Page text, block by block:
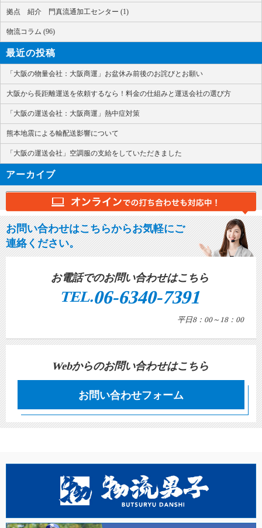
拠点 紹介 門真流通加工センター (1)
物流コラム (96)
最近の投稿
「大阪の物量会社：大阪商運」お盆休み前後のお詫びとお願い
大阪から長距離運送を依頼するなら！料金の仕組みと運送会社の選び方
「大阪の運送会社：大阪商運」熱中症対策
熊本地震による輸配送影響について
「大阪の運送会社」空調服の支給をしていただきました
アーカイブ
お問い合わせはこちらからお気軽にご
連絡ください。
お電話でのお問い合わせはこちら
TEL.06-6340-7391
平日8：00～18：00
Webからのお問い合わせはこちら
お問い合わせフォーム